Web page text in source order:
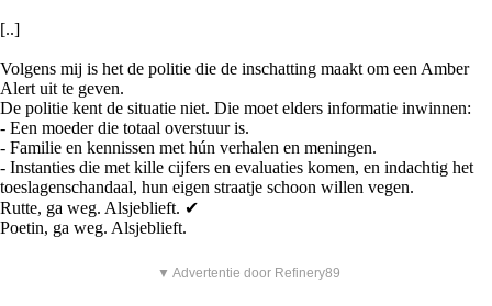
[..]
Volgens mij is het de politie die de inschatting maakt om een Amber
Alert uit te geven.
De politie kent de situatie niet. Die moet elders informatie inwinnen:
- Een moeder die totaal overstuur is.
- Familie en kennissen met hún verhalen en meningen.
- Instanties die met kille cijfers en evaluaties komen, en indachtig het
toeslagenschandaal, hun eigen straatje schoon willen vegen.
Rutte, ga weg. Alsjeblieft. ✔
Poetin, ga weg. Alsjeblieft.
▼ Advertentie door Refinery89